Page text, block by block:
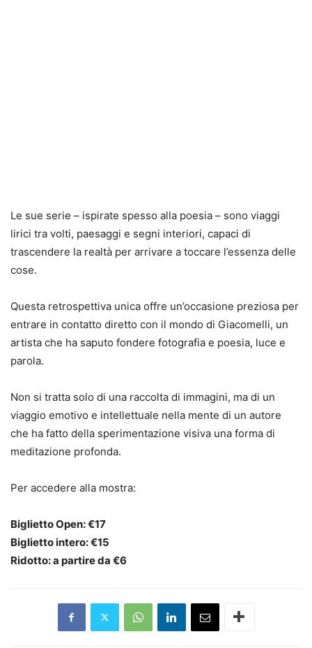
Le sue serie – ispirate spesso alla poesia – sono viaggi
lirici tra volti, paesaggi e segni interiori, capaci di
trascendere la realtà per arrivare a toccare l’essenza delle
cose.
Questa retrospettiva unica offre un’occasione preziosa per
entrare in contatto diretto con il mondo di Giacomelli, un
artista che ha saputo fondere fotografia e poesia, luce e
parola.
Non si tratta solo di una raccolta di immagini, ma di un
viaggio emotivo e intellettuale nella mente di un autore
che ha fatto della sperimentazione visiva una forma di
meditazione profonda.
Per accedere alla mostra:
Biglietto Open: €17
Biglietto intero: €15
Ridotto: a partire da €6